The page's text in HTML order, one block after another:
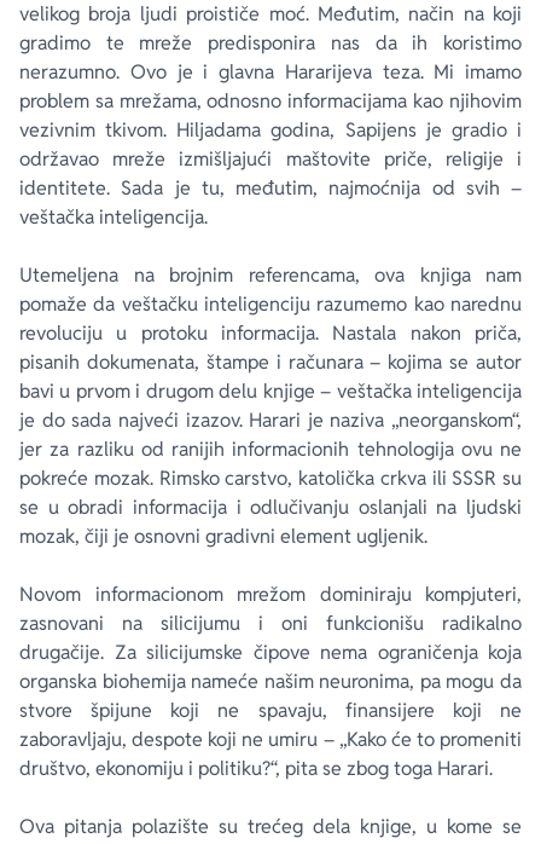
velikog broja ljudi proističe moć. Međutim, način na koji
gradimo te mreže predisponira nas da ih koristimo
nerazumno. Ovo je i glavna Hararijeva teza. Mi imamo
problem sa mrežama, odnosno informacijama kao njihovim
vezivnim tkivom. Hiljadama godina, Sapijens je gradio i
održavao mreže izmišljajući maštovite priče, religije i
identitete. Sada je tu, međutim, najmoćnija od svih –
veštačka inteligencija.
Utemeljena na brojnim referencama, ova knjiga nam
pomaže da veštačku inteligenciju razumemo kao narednu
revoluciju u protoku informacija. Nastala nakon priča,
pisanih dokumenata, štampe i računara – kojima se autor
bavi u prvom i drugom delu knjige – veštačka inteligencija
je do sada najveći izazov. Harari je naziva „neorganskom“,
jer za razliku od ranijih informacionih tehnologija ovu ne
pokreće mozak. Rimsko carstvo, katolička crkva ili SSSR su
se u obradi informacija i odlučivanju oslanjali na ljudski
mozak, čiji je osnovni gradivni element ugljenik.
Novom informacionom mrežom dominiraju kompjuteri,
zasnovani na silicijumu i oni funkcionišu radikalno
drugačije. Za silicijumske čipove nema ograničenja koja
organska biohemija nameće našim neuronima, pa mogu da
stvore špijune koji ne spavaju, finansijere koji ne
zaboravljaju, despote koji ne umiru – „Kako će to promeniti
društvo, ekonomiju i politiku?“, pita se zbog toga Harari.
Ova pitanja polazište su trećeg dela knjige, u kome se